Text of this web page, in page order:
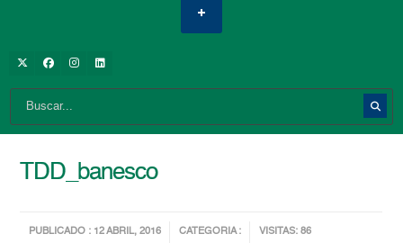
TDD_banesco
PUBLICADO : 12 ABRIL, 2016 CATEGORIA : VISITAS: 86